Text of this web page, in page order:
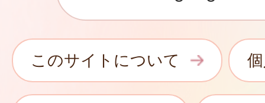
このサイトについて